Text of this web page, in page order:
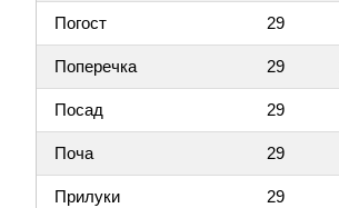
Погост 29
Поперечка 29
Посад 29
Поча 29
Прилуки 29